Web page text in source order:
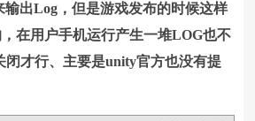
输出Log，但是游戏发布的时候这样
在用户手机运行产生一堆LOG也不
闭才行、主要是unity官方也没有提